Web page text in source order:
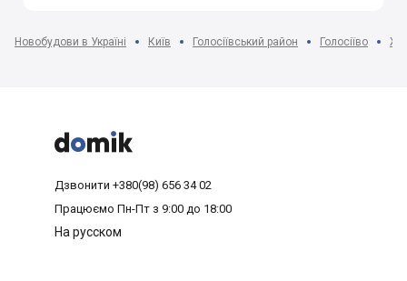
Новобудови в Україні Київ Голосіївський район Голосіїво ЖК



Дзвонити +380(98) 656 34 02
Працюємо Пн-Пт з 9:00 до 18:00
На русском